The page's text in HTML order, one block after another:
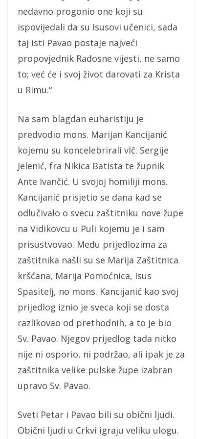
nedavno progonio one koji su
ispovijedali da su Isusovi učenici, sada
taj isti Pavao postaje najveći
propovjednik Radosne vijesti, ne samo
to; već će i svoj život darovati za Krista
u Rimu.“
Na sam blagdan euharistiju je
predvodio mons. Marijan Kancijanić
kojemu su koncelebrirali vlč. Sergije
Jelenić, fra Nikica Batista te župnik
Ante Ivančić. U svojoj homiliji mons.
Kancijanić prisjetio se dana kad se
odlučivalo o svecu zaštitniku nove župe
na Vidikovcu u Puli kojemu je i sam
prisustvovao. Među prijedlozima za
zaštitnika našli su se Marija Zaštitnica
kršćana, Marija Pomoćnica, Isus
Spasitelj, no mons. Kancijanić kao svoj
prijedlog iznio je sveca koji se dosta
razlikovao od prethodnih, a to je bio
Sv. Pavao. Njegov prijedlog tada nitko
nije ni osporio, ni podržao, ali ipak je za
zaštitnika velike pulske župe izabran
upravo Sv. Pavao.
Sveti Petar i Pavao bili su obični ljudi.
Obični ljudi u Crkvi igraju veliku ulogu.